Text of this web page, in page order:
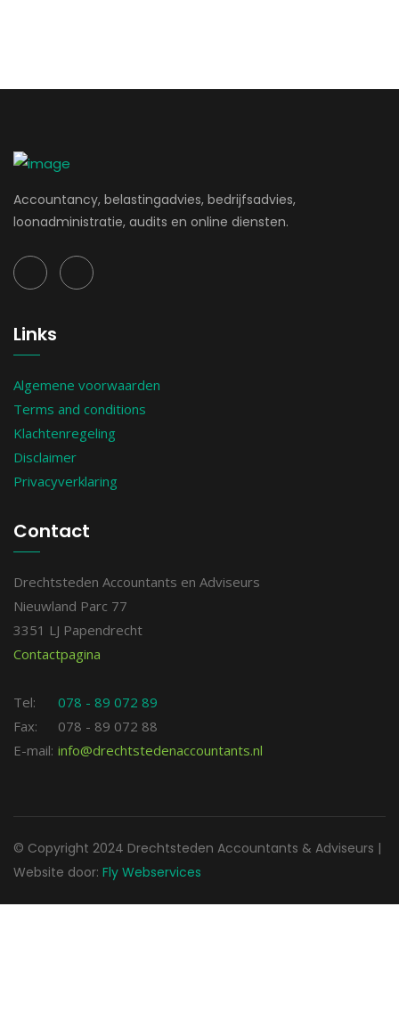
Accountancy, belastingadvies, bedrijfsadvies,
loonadministratie, audits en online diensten.
Links
Algemene voorwaarden
Terms and conditions
Klachtenregeling
Disclaimer
Privacyverklaring
Contact
Drechtsteden Accountants en Adviseurs
Nieuwland Parc 77
3351 LJ Papendrecht
Contactpagina
Tel:
078 - 89 072 89
Fax:
078 - 89 072 88
E-mail: info@drechtstedenaccountants.nl
© Copyright 2024 Drechtsteden Accountants & Adviseurs |
Website door: Fly Webservices